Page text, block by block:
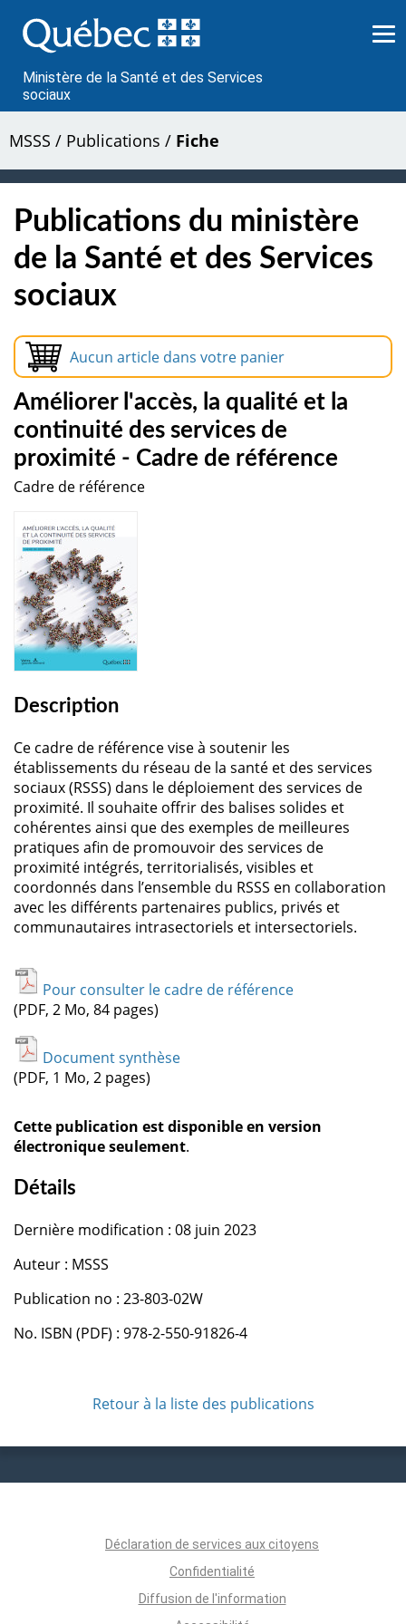
au
contenu
Ministère de la Santé et des Services
sociaux
MSSS / Publications / Fiche
Publications du ministère
de la Santé et des Services
sociaux
Aucun article dans votre panier
Améliorer l'accès, la qualité et la
continuité des services de
proximité - Cadre de référence
Cadre de référence
Description
Ce cadre de référence vise à soutenir les
établissements du réseau de la santé et des services
sociaux (RSSS) dans le déploiement des services de
proximité. Il souhaite offrir des balises solides et
cohérentes ainsi que des exemples de meilleures
pratiques afin de promouvoir des services de
proximité intégrés, territorialisés, visibles et
coordonnés dans l’ensemble du RSSS en collaboration
avec les différents partenaires publics, privés et
communautaires intrasectoriels et intersectoriels.
Pour consulter le cadre de référence
(PDF, 2 Mo, 84 pages)
Document synthèse
(PDF, 1 Mo, 2 pages)
Cette publication est disponible en version
électronique seulement.
Détails
Dernière modification : 08 juin 2023
Auteur : MSSS
Publication no : 23-803-02W
No. ISBN (PDF) : 978-2-550-91826-4
Retour à la liste des publications
Déclaration de services aux citoyens
Confidentialité
Diffusion de l'information